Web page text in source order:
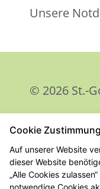
Unsere
© 2026 St.-
Cookie Zustimmung
Auf unserer Website
dieser Website
„Alle Cookies
notwendige Cookies